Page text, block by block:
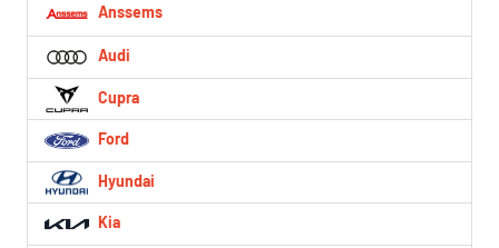
Anssems
Audi
Cupra
Ford
Hyundai
Kia